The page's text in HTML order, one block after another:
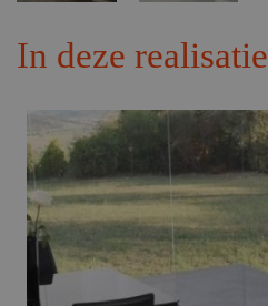
In deze realisatie